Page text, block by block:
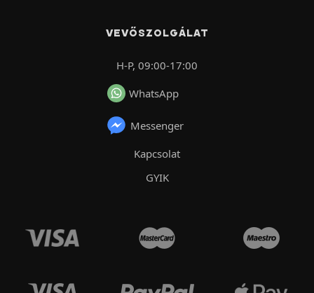
VEVŐSZOLGÁLAT
H-P, 09:00-17:00
WhatsApp
Messenger
Kapcsolat
GYIK